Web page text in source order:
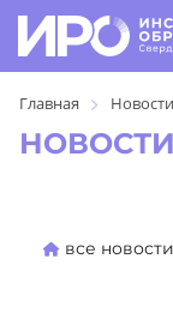
Главная Новости
НОВОСТИ
все новости